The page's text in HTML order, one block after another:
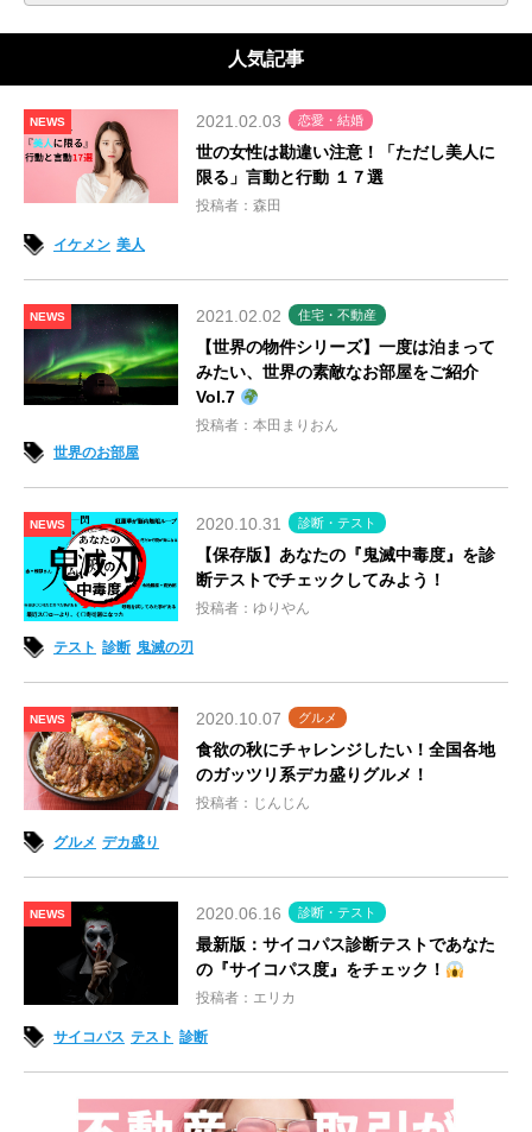
人気記事
NEWS 2021.02.03 恋愛・結婚
世の女性は勘違い注意！「ただし美人に
限る」言動と行動 １７選
投稿者：森田
イケメン 美人
NEWS 2021.02.02 住宅・不動産
【世界の物件シリーズ】一度は泊まって
みたい、世界の素敵なお部屋をご紹介
Vol.7
投稿者：本田まりおん
世界のお部屋
NEWS 2020.10.31 診断・テスト
【保存版】あなたの『鬼滅中毒度』を診
断テストでチェックしてみよう！
投稿者：ゆりやん
テスト 診断 鬼滅の刃
NEWS 2020.10.07 グルメ
食欲の秋にチャレンジしたい！全国各地
のガッツリ系デカ盛りグルメ！
投稿者：じんじん
グルメ デカ盛り
NEWS 2020.06.16 診断・テスト
最新版：サイコパス診断テストであなた
の『サイコパス度』をチェック！
投稿者：エリカ
サイコパス テスト 診断